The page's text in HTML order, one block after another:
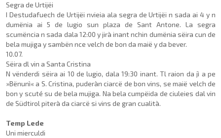
Segra de Urtijëi
I Destudafuech de Urtijëi nvieia ala segra de Urtijëi n sada ai 4 y n
dumënia ai 5 de lugio sun plaza de Sant An­tone. La segra
scumëncia n sada dala 12:00 y jirà inant nchin dumënia sëira cun de
bela mujiga y sambën nce velch de bon da maië y da bever.
10.07.
Sëira dl vin a Santa Cristina
N vënderdi sëira ai 10 de lugio, dala 19:30 inant. Tl raion da jì a pe
»Bënunì« a S. Cristina, puderàn ciarcë de bon vins, se maië velch de
bon y scuté su de bela mujiga. Na bela cumpëida de ciuleies dal vin
de Südtirol piterà da ciarcë si vins de gran cualità.
Temp Lede
Uni mierculdi